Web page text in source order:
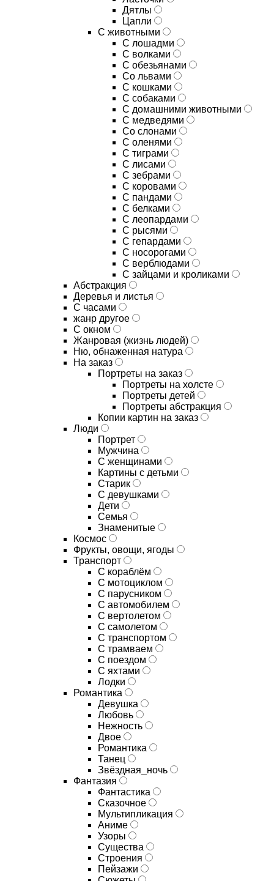
Дятлы
Цапли
С животными
С лошадми
С волками
С обезьянами
Со львами
С кошками
С собаками
С домашними животными
С медведями
Со слонами
С оленями
С тиграми
С лисами
С зебрами
С коровами
С пандами
С белками
С леопардами
С рысями
С гепардами
С носорогами
С верблюдами
С зайцами и кроликами
Абстракция
Деревья и листья
С часами
жанр другое
С окном
Жанровая (жизнь людей)
Ню, обнаженная натура
На заказ
Портреты на заказ
Портреты на холсте
Портреты детей
Портреты абстракция
Копии картин на заказ
Люди
Портрет
Мужчина
С женщинами
Картины с детьми
Старик
С девушками
Дети
Семья
Знаменитые
Космос
Фрукты, овощи, ягоды
Транспорт
С кораблём
С мотоциклом
С парусником
С автомобилем
С вертолетом
С самолетом
С транспортом
С трамваем
С поездом
С яхтами
Лодки
Романтика
Девушка
Любовь
Нежность
Двое
Романтика
Танец
Звёздная_ночь
Фантазия
Фантастика
Сказочное
Мультипликация
Аниме
Узоры
Существа
Строения
Пейзажи